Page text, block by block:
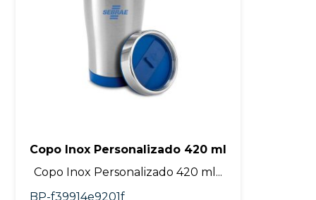
Copo Inox Personalizado 420 ml
Copo Inox Personalizado 420 ml...
BP-f39914e9201f